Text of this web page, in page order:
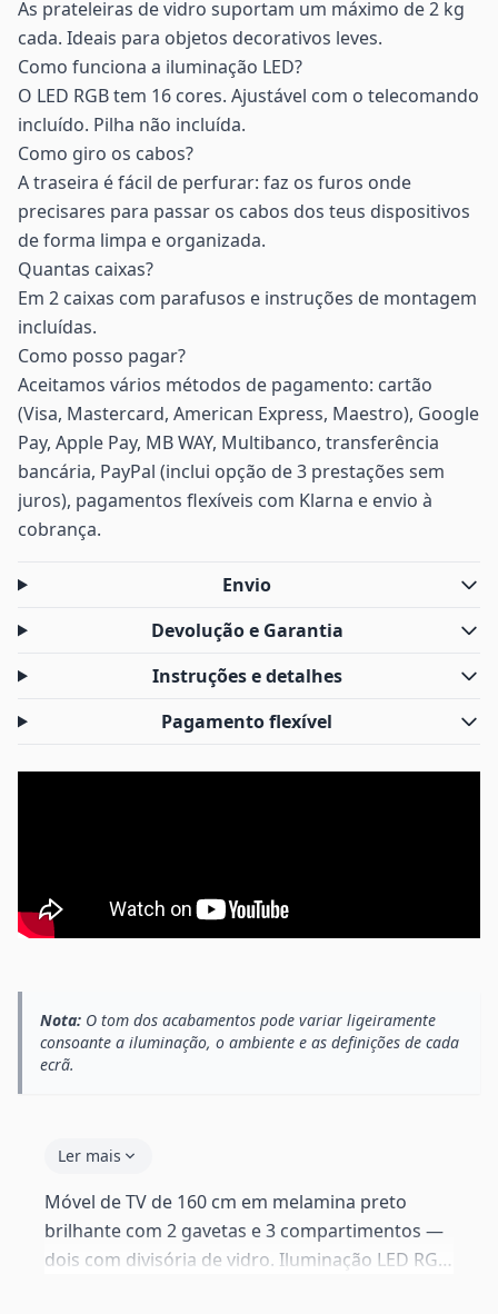
As prateleiras de vidro suportam um máximo de 2 kg
cada. Ideais para objetos decorativos leves.
Como funciona a iluminação LED?
O LED RGB tem 16 cores. Ajustável com o telecomando
incluído. Pilha não incluída.
Como giro os cabos?
A traseira é fácil de perfurar: faz os furos onde
precisares para passar os cabos dos teus dispositivos
de forma limpa e organizada.
Quantas caixas?
Em 2 caixas com parafusos e instruções de montagem
incluídas.
Como posso pagar?
Aceitamos vários métodos de pagamento: cartão
(Visa, Mastercard, American Express, Maestro), Google
Pay, Apple Pay, MB WAY, Multibanco, transferência
bancária, PayPal (inclui opção de 3 prestações sem
juros), pagamentos flexíveis com Klarna e envio à
cobrança.
Envio
Devolução e Garantia
Instruções e detalhes
Pagamento flexível
Nota: O tom dos acabamentos pode variar ligeiramente
consoante a iluminação, o ambiente e as definições de cada
ecrã.
Ler mais
Móvel de TV de 160 cm em melamina preto
brilhante com 2 gavetas e 3 compartimentos —
dois com divisória de vidro. Iluminação LED RGB